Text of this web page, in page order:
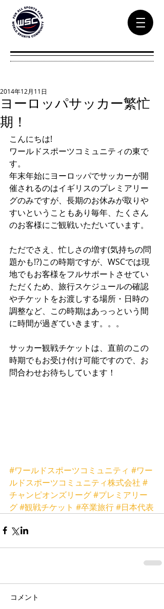
ヨーロッパサッカー繁忙
期！
2014年12月11日
こんにちは!
ワールドスポーツコミュニティの東で
す。
年末年始にヨーロッパでサッカーが開
催されるのはイギリスのプレミアリー
グのみですが、長期のお休みが取りや
すいということもあり毎年、たくさん
のお客様にご観戦いただいています。
ただでさえ、忙しさの増す(気持ちの問
題かも!?)この時期ですが、WSCでは現
地でもお客様をフルサポートさせてい
ただくため、旅行スケジュールの確認
やチケットをお渡しする場所・日時の
調整など、この時期はあっっという間
に時間が過ぎていきます。。。
サッカー観戦チケットは、直前のこの
時期でもお受け付け可能ですので、お
問合わせお待ちしています！
#ワールドスポーツコミュニティ #ワー
ルドスポーツコミュニティ株式会社 #
チャンピオンズリーグ#プレミアリー
グ#観戦チケット #卒業旅行#日本代表
コメント